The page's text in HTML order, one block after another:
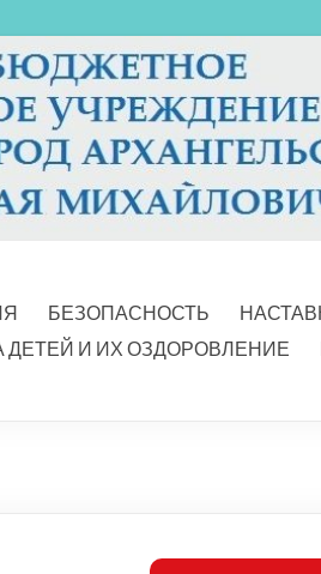
БЕЗОПАСНОСТЬ
И ИХ ОЗДОРОВЛЕНИЕ